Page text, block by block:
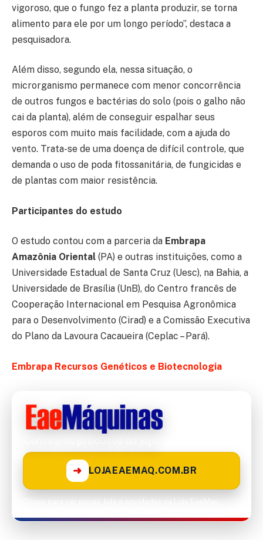
vigoroso, que o fungo fez a planta produzir, se torna
alimento para ele por um longo período”, destaca a
pesquisadora.
Além disso, segundo ela, nessa situação, o
microrganismo permanece com menor concorrência
de outros fungos e bactérias do solo (pois o galho não
cai da planta), além de conseguir espalhar seus
esporos com muito mais facilidade, com a ajuda do
vento. Trata-se de uma doença de difícil controle, que
demanda o uso de poda fitossanitária, de fungicidas e
de plantas com maior resistência.
Participantes do estudo
O estudo contou com a parceria da Embrapa
Amazônia Oriental (PA) e outras instituições, como a
Universidade Estadual de Santa Cruz (Uesc), na Bahia, a
Universidade de Brasília (UnB), do Centro francês de
Cooperação Internacional em Pesquisa Agronômica
para o Desenvolvimento (Cirad) e a Comissão Executiva
do Plano da Lavoura Cacaueira (Ceplac – Pará).
Embrapa Recursos Genéticos e Biotecnologia
➜ LOJAEAEMAQ.COM.BR